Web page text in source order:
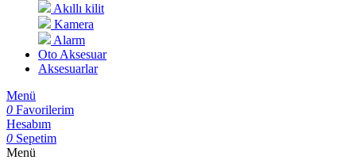
Akıllı kilit
Kamera
Alarm
Oto Aksesuar
Aksesuarlar
Menü
0 Favorilerim
Hesabım
0 Sepetim
Menü